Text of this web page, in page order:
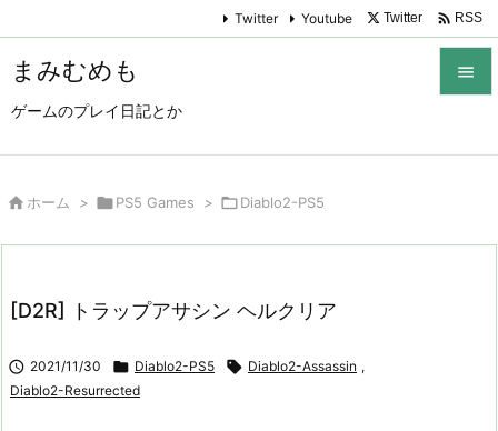
まみむめも
ゲームのプレイ日記とか

Twitter Youtube Twitter  RSS
 ホーム > PS5 Games > Diablo2-PS5
[D2R] トラップアサシン ヘルクリア
 2021/11/30  Diablo2-PS5  Diablo2-Assassin ,
Diablo2-Resurrected